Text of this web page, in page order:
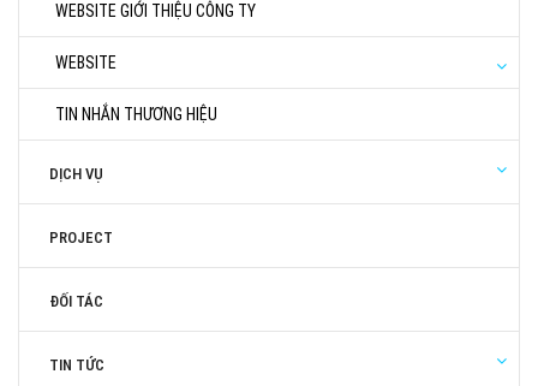
WEBSITE GIỚI THIỆU CÔNG TY
WEBSITE
TIN NHẮN THƯƠNG HIỆU
DỊCH VỤ
PROJECT
ĐỐI TÁC
TIN TỨC